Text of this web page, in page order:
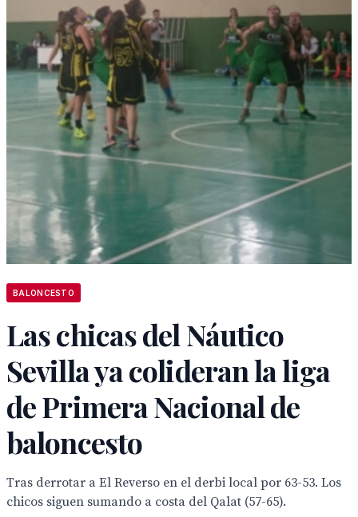
BALONCESTO
Las chicas del Náutico
Sevilla ya colideran la liga
de Primera Nacional de
baloncesto
Tras derrotar a El Reverso en el derbi local por 63-53. Los
chicos siguen sumando a costa del Qalat (57-65).